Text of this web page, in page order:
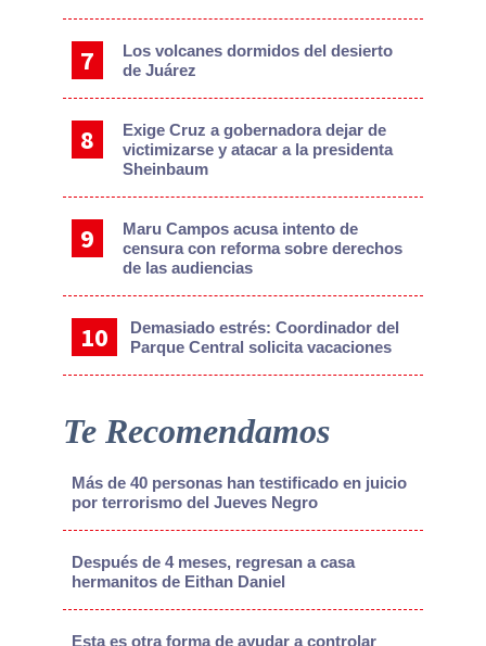
Los volcanes dormidos del desierto
de Juárez
Exige Cruz a gobernadora dejar de
victimizarse y atacar a la presidenta
Sheinbaum
Maru Campos acusa intento de
censura con reforma sobre derechos
de las audiencias
Demasiado estrés: Coordinador del
Parque Central solicita vacaciones
Te Recomendamos
Más de 40 personas han testificado en juicio
por terrorismo del Jueves Negro
Después de 4 meses, regresan a casa
hermanitos de Eithan Daniel
Esta es otra forma de ayudar a controlar